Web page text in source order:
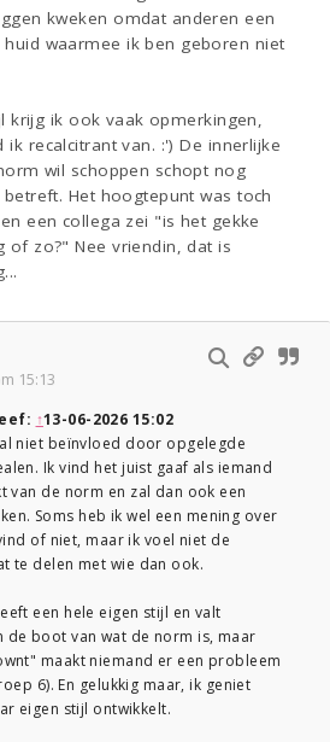
kweken omdat anderen een
waarmee ik ben geboren niet
krijg ik ook vaak opmerkingen,
recalcitrant van. :') De innerlijke
wil schoppen schopt nog
Het hoogtepunt was toch
een collega zei "is het gekke
of zo?" Nee vriendin, dat is
15:13
↑13-06-2026 15:02
niet beïnvloed door opgelegde
Ik vind het juist gaaf als iemand
van de norm en zal dan ook een
Soms heb ik wel een mening over
of niet, maar ik voel niet de
te delen met wie dan ook.
een hele eigen stijl en valt
de boot van wat de norm is, maar
maakt niemand er een probleem
6). En gelukkig maar, ik geniet
eigen stijl ontwikkelt.